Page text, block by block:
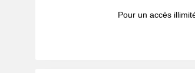
Pour un accès